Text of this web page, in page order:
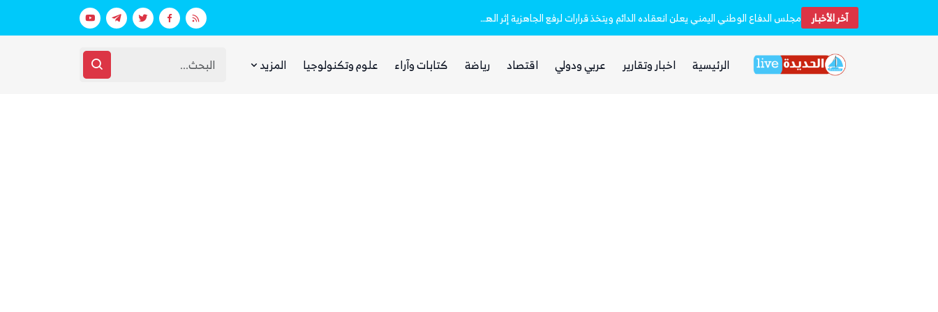
آخر الأخبار مجلس الدفاع الوطني اليمني يعلن انعقاده الدائم ويتخذ قرارات لرفع الجاهزية إثر الهجمات الحوثية
الصمت السعودي والتردد الحكومي.. أسئلة يطرحها اليمنيون وسط التصعيد الحوثي الأخير بعد يومين من الانفجار.. الحوثيون ينتشلون جثث 26 من عناصر «القوة الصاروخية» في نفق بين الحيمة ومناخة الحوثيون يرسلون تعزيزات عسكرية
الرئيسية اخبار وتقارير عربي ودولي اقتصاد رياضة كتابات وآراء علوم وتكنولوجيا المزيد